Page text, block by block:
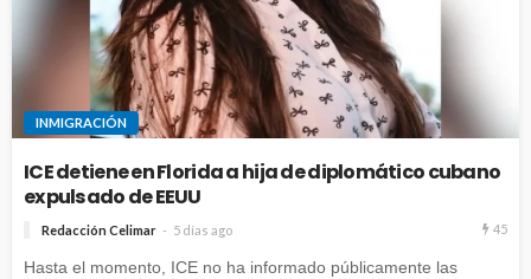
INMIGRACIÓN
ICE detiene en Florida a hija de diplomático cubano
expulsado de EEUU
Redacción Celimar 5 días ago 45
Hasta el momento, ICE no ha informado públicamente las